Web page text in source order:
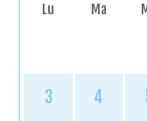
Lu Ma
3 4